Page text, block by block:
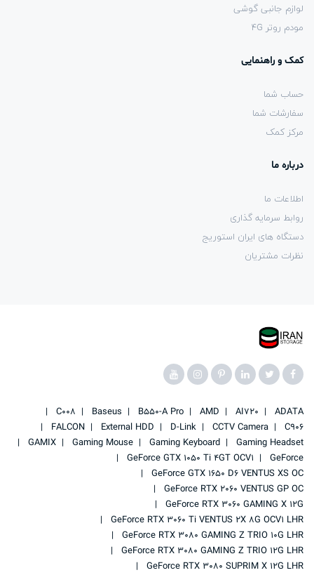
لوازم جانبی گوشی
مودم روتر 4G
کمک و راهنمایی
حساب شما
سفارشات شما
مرکز کمک
درباره ما
اطلاعات ما
روابط سرمایه گذاری
دستگاه های ایران استوریج
نظرات مشتریان
ADATA
AI720
AMD
B550-A Pro
Baseus
C008
C906
CCTV Camera
D-Link
External HDD
FALCON
Gaming Headset
Gaming Keyboard
Gaming Mouse
GAMIX
GeForce
GeForce GTX 1050 Ti 4GT OCV1
GeForce GTX 1650 D6 VENTUS XS OC
GeForce RTX 2060 VENTUS GP OC
GeForce RTX 3060 GAMING X 12G
GeForce RTX 3060 Ti VENTUS 2X 8G OCV1 LHR
GeForce RTX 3080 GAMING Z TRIO 10G LHR
GeForce RTX 3080 GAMING Z TRIO 12G LHR
GeForce RTX 3080 SUPRIM X 12G LHR